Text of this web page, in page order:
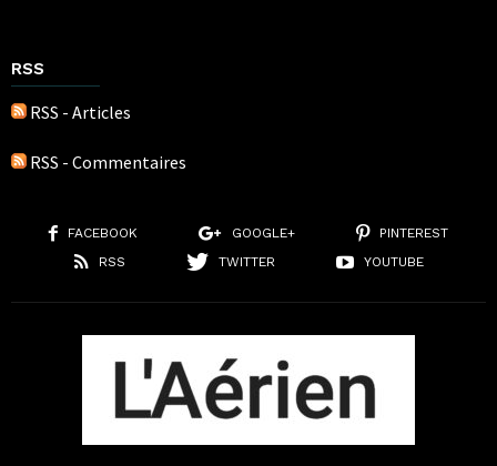
RSS
RSS - Articles
RSS - Commentaires
FACEBOOK GOOGLE+
PINTEREST
RSS
TWITTER YOUTUBE